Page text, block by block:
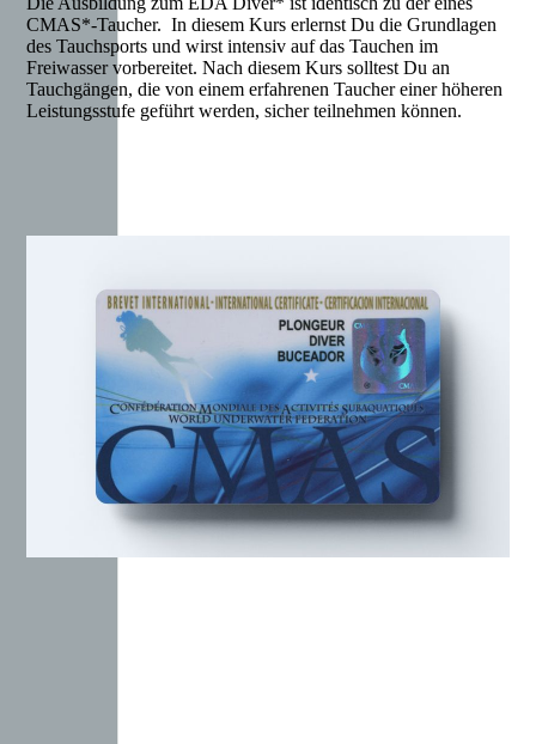
CMAS*-Taucher. In diesem Kurs erlernst Du die Grundlagen
des Tauchsports und wirst intensiv auf das Tauchen im
Freiwasser vorbereitet. Nach diesem Kurs solltest Du an
Tauchgängen, die von einem erfahrenen Taucher einer höheren
Leistungsstufe geführt werden, sicher teilnehmen können.